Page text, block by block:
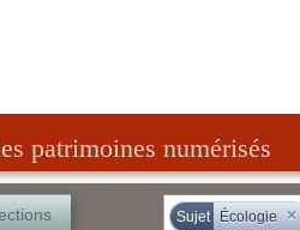
patrimoines numérisés
Sujet Écologie ×